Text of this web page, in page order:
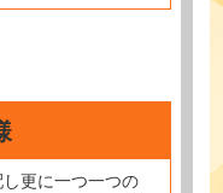
更に一つ一つの